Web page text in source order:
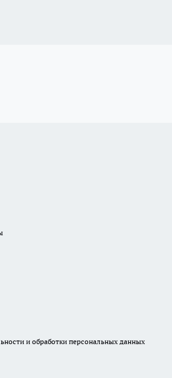
и обработки персональных данных